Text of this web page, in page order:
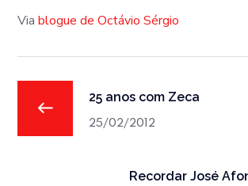
Viablogue de Octávio Sérgio
25 anos com Zeca
25/02/2012
Recordar José